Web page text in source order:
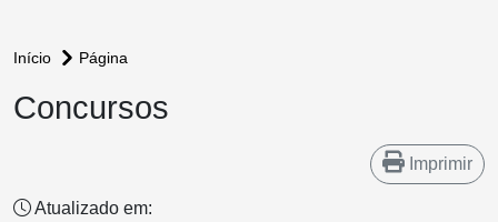
Início Página
Concursos
Imprimir
Atualizado em: